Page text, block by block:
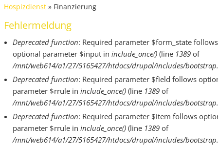
Hospizdienst» Finanzierung
Fehlermeldung
Deprecated function: Required parameter $form_state follows
optional parameter $input in include_once()(line 1389of
/mnt/web614/a1/27/5165427/htdocs/drupal/includes/
Deprecated function: Required parameter $field follows
parameter $rrule in include_once()(line 1389of
/mnt/web614/a1/27/5165427/htdocs/drupal/includes/
Deprecated function: Required parameter $item follows
parameter $rrule in include_once()(line 1389of
/mnt/web614/a1/27/5165427/htdocs/drupal/includes/